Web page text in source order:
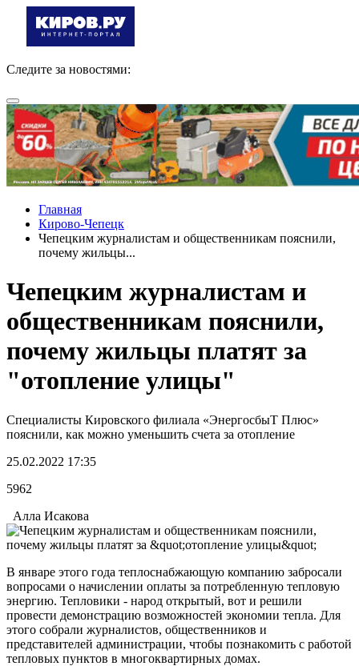
Следите за новостями:
Главная
Кирово-Чепецк
Чепецким журналистам и общественникам пояснили,
почему жильцы...
Чепецким журналистам и
общественникам пояснили,
почему жильцы платят за
"отопление улицы"
Специалисты Кировского филиала «ЭнергосбыТ Плюс»
пояснили, как можно уменьшить счета за отопление
25.02.2022 17:35
5962
Алла Исакова
В январе этого года теплоснабжающую компанию забросали
вопросами о начислении оплаты за потребленную тепловую
энергию. Тепловики - народ открытый, вот и решили
провести демонстрацию возможностей экономии тепла. Для
этого собрали журналистов, общественников и
представителей администрации, чтобы познакомить с работой
тепловых пунктов в многоквартирных домах.